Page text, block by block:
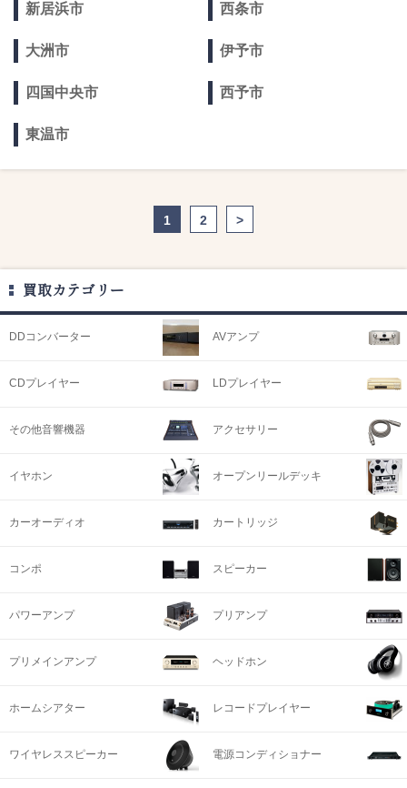
新居浜市 西条市
大洲市 伊予市
四国中央市 西予市
東温市
1 2 >
買取カテゴリー
DDコンバーター AVアンプ
CDプレイヤー LDプレイヤー
その他音響機器 アクセサリー
イヤホン オープンリールデッキ
カーオーディオ カートリッジ
コンポ スピーカー
パワーアンプ プリアンプ
プリメインアンプ ヘッドホン
ホームシアター レコードプレイヤー
ワイヤレススピーカー 電源コンディショナー